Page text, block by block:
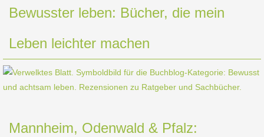
Bewusster leben: Bücher, die mein
Leben leichter machen
Mannheim, Odenwald & Pfalz: